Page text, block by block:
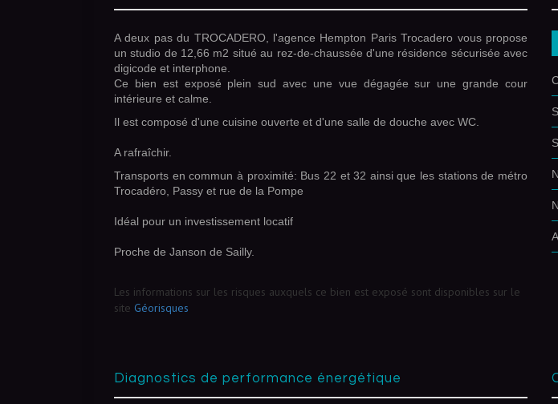
A deux pas du TROCADERO, l'agence Hempton Paris Trocadero vous propose
un studio de 12,66 m2 situé au rez-de-chaussée d'une résidence sécurisée avec
digicode et interphone.
Ce bien est exposé plein sud avec une vue dégagée sur une grande cour
intérieure et calme.
Il est composé d'une cuisine ouverte et d'une salle de douche avec WC.
A rafraîchir.
Transports en commun à proximité: Bus 22 et 32 ainsi que les stations de métro
Trocadéro, Passy et rue de la Pompe
Idéal pour un investissement locatif
Proche de Janson de Sailly.
Les informations sur les risques auxquels ce bien est exposé sont disponibles sur le
site Géorisques
diagnostics de performance énergétique